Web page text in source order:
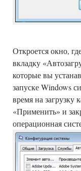
Откроется окно,
вкладку
которые вы
запуске Windows
время на
«Применить» и
операционная